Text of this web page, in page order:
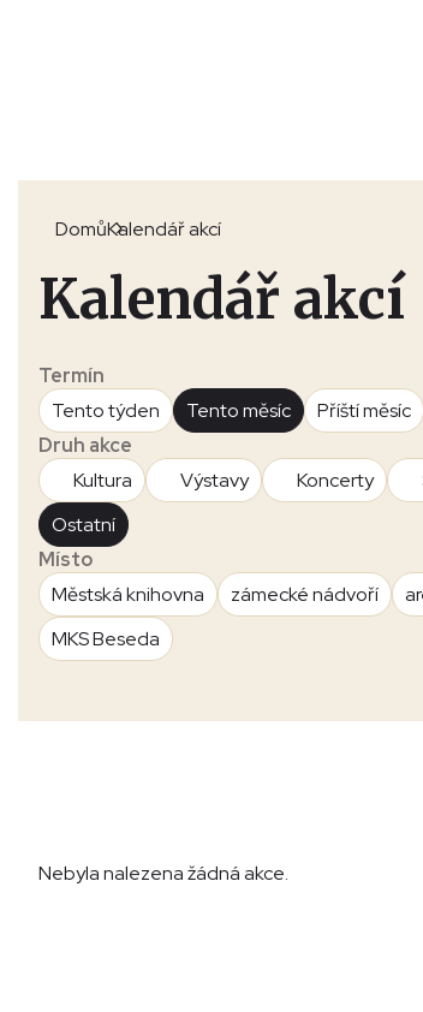
DomůKalendář akcí
Kalendář akcí
Termín
Tento týden
Tento měsíc Příští měsíc
Druh akce
Kultura
Výstavy Koncerty
Ostatní
Místo
Městská knihovna
zámecké nádvoří
MKS Beseda
Nebyla nalezena žádná akce.